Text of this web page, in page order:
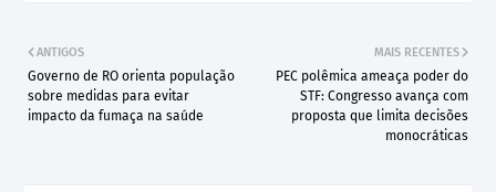
MAIS RECENTES
PEC polêmica ameaça poder do
STF: Congresso avança com
proposta que limita decisões
monocráticas
ANTIGOS
Governo de RO orienta população
sobre medidas para evitar
impacto da fumaça na saúde